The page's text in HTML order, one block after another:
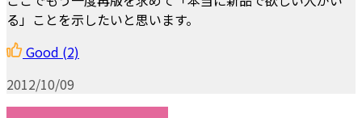
る」ことを示したいと思います。
Good (2)
2012/10/09